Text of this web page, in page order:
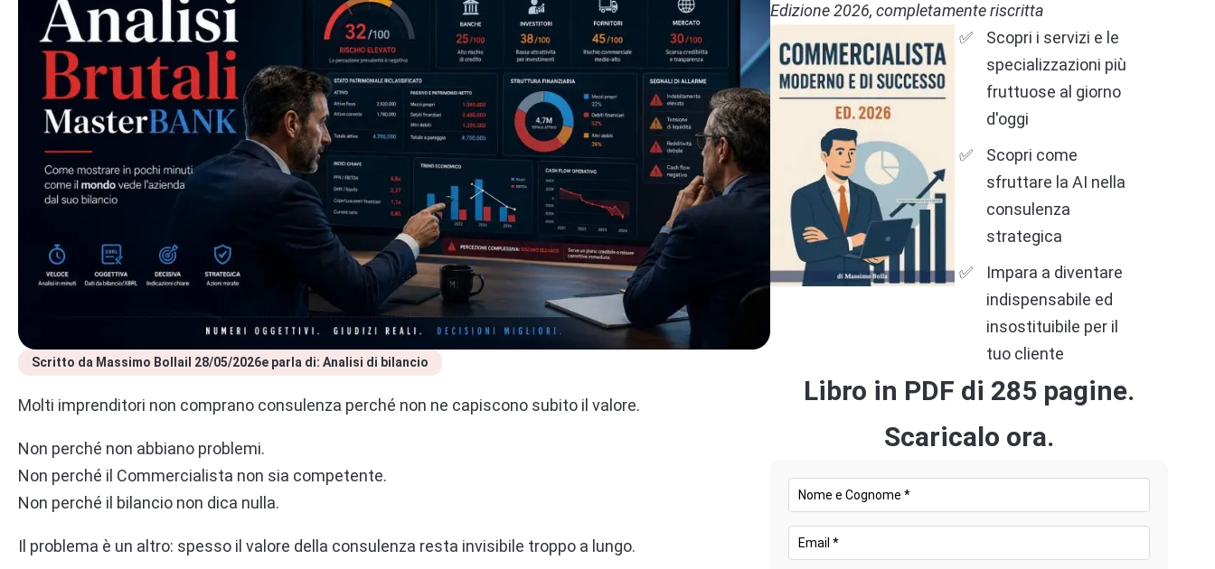
Scritto da Massimo Bollail 28/05/2026e parla di: Analisi di bilancio
Molti imprenditori non comprano consulenza perché non ne capiscono subito il valore.
Non perché non abbiano problemi.
Non perché il Commercialista non sia competente.
Non perché il bilancio non dica nulla.
Il problema è un altro: spesso il valore della consulenza resta invisibile troppo a lungo.
Edizione 2026, completamente riscritta
Scopri i servizi e le
specializzazioni più
fruttuose al giorno
d'oggi
Scopri come
sfruttare la AI nella
consulenza
strategica
Impara a diventare
indispensabile ed
insostituibile per il
tuo cliente
Libro in PDF di 285 pagine.
Scaricalo ora.